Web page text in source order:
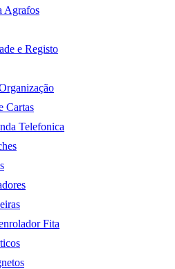
Agrafos
e Registo
Cartas
Telefonica
Fita